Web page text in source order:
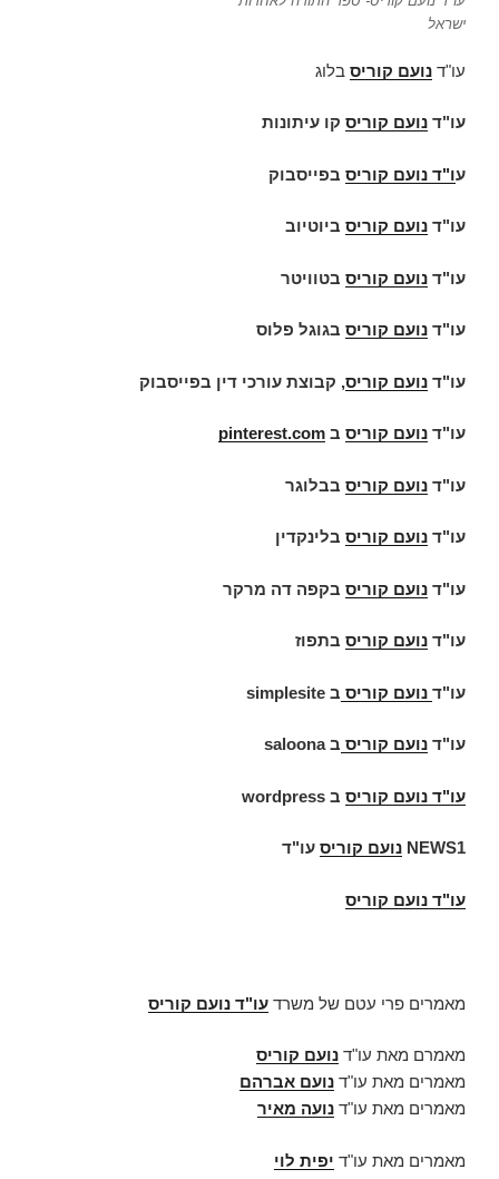
ישראל
עו"ד נועם קוריס בלוג
עו"ד נועם קוריס קו עיתונות
עו"ד נועם קוריס בפייסבוק
עו"ד נועם קוריס ביוטיוב
עו"ד נועם קוריס בטוויטר
עו"ד נועם קוריס בגוגל פלוס
עו"ד נועם קוריס, קבוצת עורכי דין בפייסבוק
עו"ד נועם קוריס ב pinterest.com
עו"ד נועם קוריס בבלוגר
עו"ד נועם קוריס בלינקדין
עו"ד נועם קוריס בקפה דה מרקר
עו"ד נועם קוריס בתפוז
עו"ד נועם קוריס ב simplesite
עו"ד נועם קוריס בsaloona
עו"ד נועם קוריס ב wordpress
NEWS1 נועם קוריס עו"ד
עו"ד נועם קוריס
מאמרים פרי עטם של משרד עו"ד נועם קוריס
מאמרם מאת עו"ד נועם קוריס
מאמרים מאת עו"ד נועם אברהם
מאמרים מאת עו"ד נועה מאיר
מאמרים מאת עו"ד יפית לוי